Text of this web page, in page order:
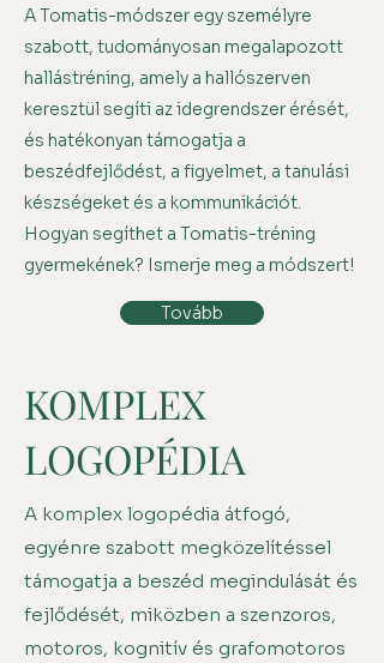
A Tomatis-módszer egy személyre
szabott, tudományosan megalapozott
hallástréning, amely a hallószerven
keresztül segíti az idegrendszer érését,
és hatékonyan támogatja a
beszédfejlődést, a figyelmet, a tanulási
készségeket és a kommunikációt.
Hogyan segíthet a Tomatis-tréning
gyermekének? Ismerje meg a módszert!
Tovább
KOMPLEX
LOGOPÉDIA
A komplex logopédia átfogó,
egyénre szabott megközelítéssel
támogatja a beszéd megindulását és
fejlődését, miközben a szenzoros,
motoros, kognitív és grafomotoros